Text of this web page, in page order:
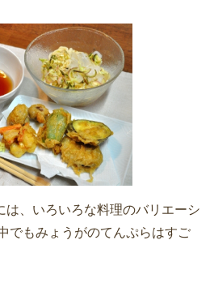
は、いろいろな料理のバリエーシ
でもみょうがのてんぷらはすご